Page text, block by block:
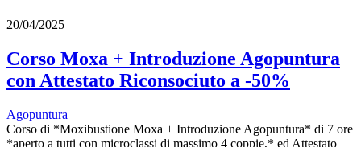
20/04/2025
Corso Moxa + Introduzione Agopuntura
con Attestato Riconsociuto a -50%
Agopuntura
Corso di *Moxibustione Moxa + Introduzione Agopuntura* di 7 ore
*aperto a tutti con microclassi di massimo 4 coppie,* ed Attestato